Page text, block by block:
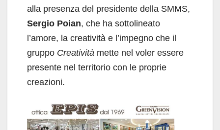
alla presenza del presidente della SMMS,
Sergio Poian, che ha sottolineato
l’amore, la creatività e l’impegno che il
gruppo Creatività mette nel voler essere
presente nel territorio con le proprie
creazioni.